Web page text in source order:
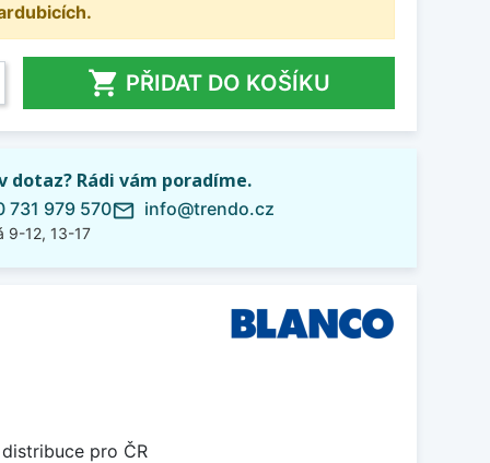
 PŘIDAT DO KOŠÍKU
dotaz? Rádi vám poradíme.
731 979 570
9-12, 13-17
mail_outline info@trendo.cz
pro ČR